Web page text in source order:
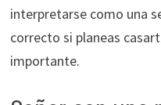
interpretarse como una
correcto si planeas
importante.